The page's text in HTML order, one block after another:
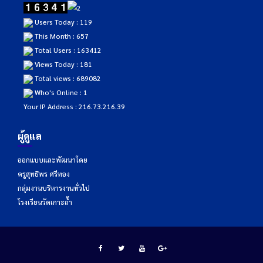
Users Today : 119
This Month : 657
Total Users : 163412
Views Today : 181
Total views : 689082
Who's Online : 1
Your IP Address : 216.73.216.39
ผู้ดูแล
ออกแบบและพัฒนาโดย
ครูสุทธิพร ศรีทอง
กลุ่มงานบริหารงานทั่วไป
โรงเรียนวัดเกาะถ้ำ